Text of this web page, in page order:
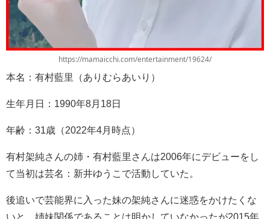
https://mamaicchi.com/entertainment/19624/
本名：有村藍里（ありむらあいり）
生年月日：1990年8月18日
年齢：31歳（2022年4月時点）
有村架純さんの姉・有村藍里さんは2006年にデビューをし
て当初は芸名：新井ゆうこで活動していた。
後追いで芸能界に入った妹の架純さんに迷惑をかけたくな
いと、姉妹関係であることは明かしていなかったが2015年